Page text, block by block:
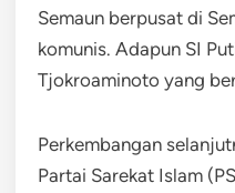
Semaun berpusat di
komunis. Adapun SI
Tjokroaminoto yang
Perkembangan
Partai Sarekat Islam